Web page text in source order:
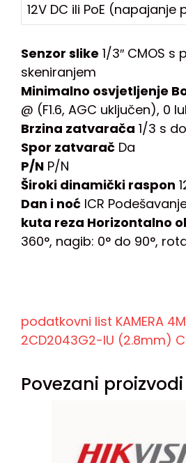
12V DC ili PoE
Senzor slike 1/3″ CMOS
skeniranjem
Minimalno osvjetljenje
@ (F1.6, AGC uključen), 0
Brzina zatvarača 1/3 s
Spor zatvarač Da
P/N P/N
Široki dinamički raspon
Dan i noć ICR
kuta reza Horizontalno
360°, nagib: 0° do 90°,
podatkovni list KAMERA
2CD2043G2-IU (2.8mm)
Povezani proizvodi